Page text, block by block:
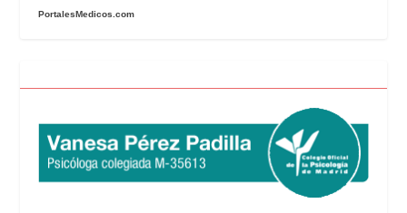
PortalesMedicos.com